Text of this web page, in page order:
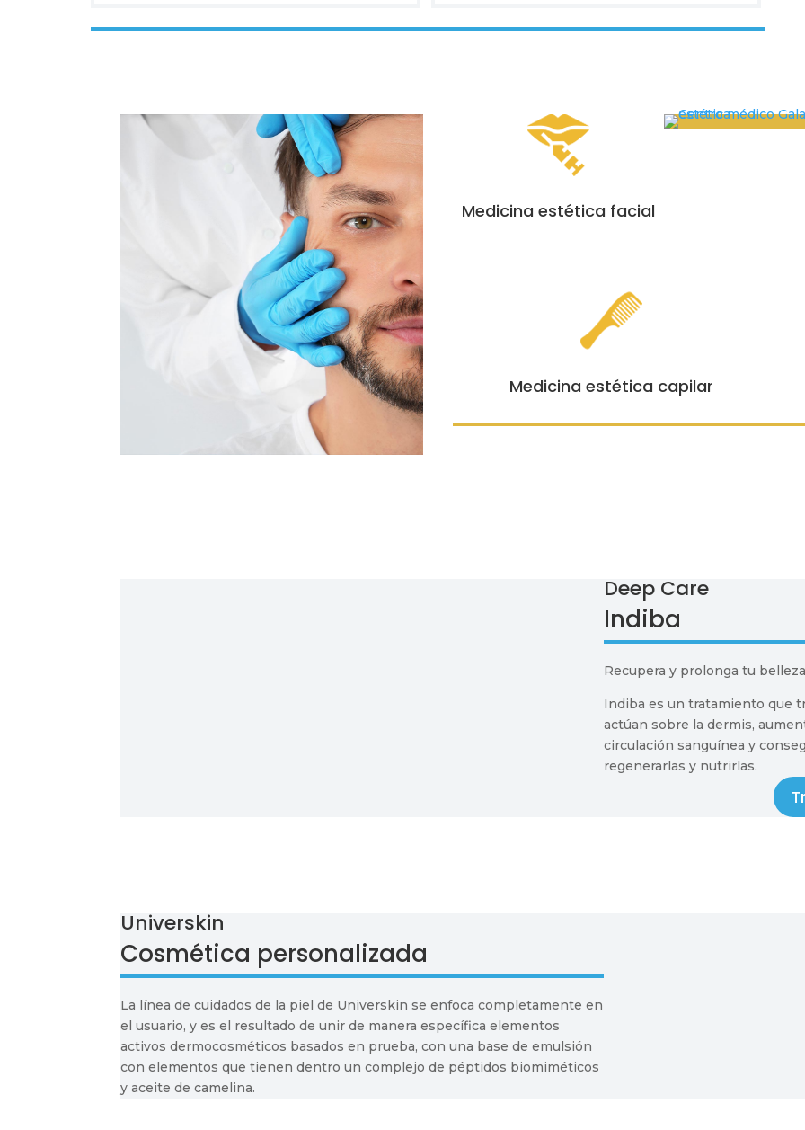
Medicina estética facial
Medicina estética capilar
Deep Care
Indiba
Recupera y prolonga tu
Indiba es un tratamiento que
actúan sobre la dermis,
circulación sanguínea y
regenerarlas y nutrirlas.
Universkin
Cosmética personalizada
La línea de cuidados de la piel de Universkin se enfoca completamente en
el usuario, y es el resultado de unir de manera específica elementos
activos dermocosméticos basados en prueba, con una base de emulsión
con elementos que tienen dentro un complejo de péptidos biomiméticos
y aceite de camelina.